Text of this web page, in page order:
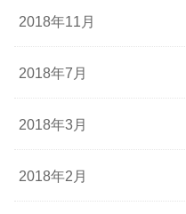
2018年11月
2018年7月
2018年3月
2018年2月